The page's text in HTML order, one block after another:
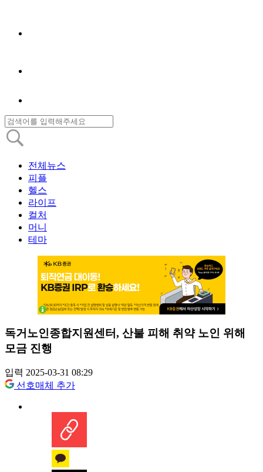
전체뉴스
피플
헬스
라이프
컬처
머니
테마
독거노인종합지원센터, 산불 피해 취약 노인 위해
모금 진행
입력 2025-03-31 08:29
선호매체 추가